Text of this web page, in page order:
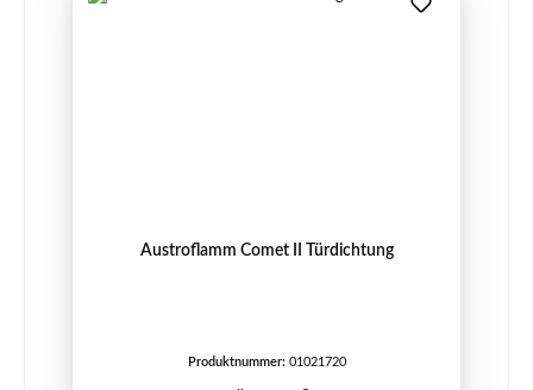
Austroflamm Comet II Türdichtung
Produktnummer: 01021720